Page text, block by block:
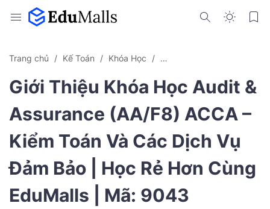
Trang chủ Kế Toán Khóa Học Khóa Học Online Miễn Phí
Giới Thiệu Khóa Học Audit &
Assurance (AA/F8) ACCA –
Kiểm Toán Và Các Dịch Vụ
Đảm Bảo | Học Rẻ Hơn Cùng
EduMalls | Mã: 9043